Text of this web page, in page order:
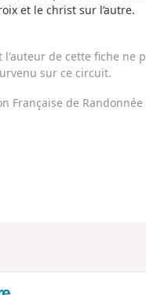
et le christ sur l’autre.
de cette fiche ne
sur ce circuit.
Française de Randonnée